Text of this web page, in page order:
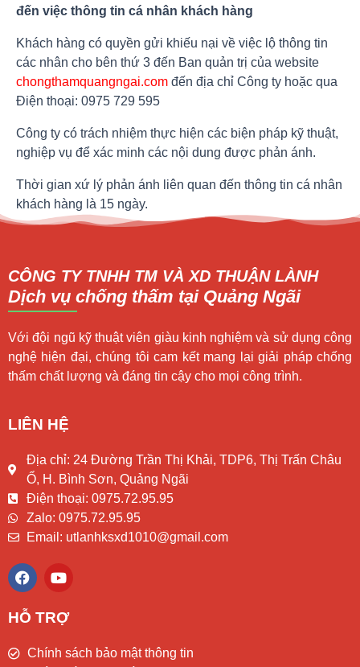
đến việc thông tin cá nhân khách hàng
Khách hàng có quyền gửi khiếu nại về việc lộ thông tin
các nhân cho bên thứ 3 đến Ban quản trị của website
chongthamquangngai.com đến địa chỉ Công ty hoặc qua
Điện thoại: 0975 729 595
Công ty có trách nhiệm thực hiện các biện pháp kỹ thuật,
nghiệp vụ để xác minh các nội dung được phản ánh.
Thời gian xứ lý phản ánh liên quan đến thông tin cá nhân
khách hàng là 15 ngày.
CÔNG TY TNHH TM VÀ XD THUẬN LÀNH
Dịch vụ chống thấm tại Quảng Ngãi
Với đội ngũ kỹ thuật viên giàu kinh nghiệm và sử dụng công
nghệ hiện đại, chúng tôi cam kết mang lại giải pháp chống
thấm chất lượng và đáng tin cậy cho mọi công trình.
LIÊN HỆ
Địa chỉ: 24 Đường Trần Thị Khải, TDP6, Thị Trấn Châu
Ổ, H. Bình Sơn, Quảng Ngãi
Điện thoại: 0975.72.95.95
Zalo: 0975.72.95.95
Email: utlanhksxd1010@gmail.com
F
a
e
b
o
Y
o
t
u
e
HỖ TRỢ
Chính sách bảo mật thông tin